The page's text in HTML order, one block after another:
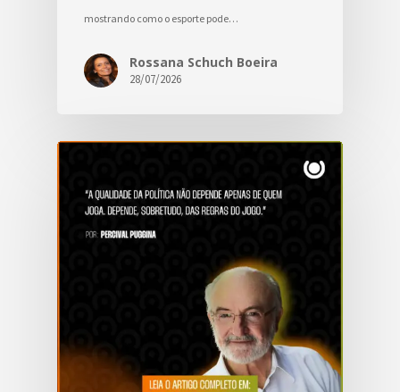
mostrando como o esporte pode…
Rossana Schuch Boeira
28/07/2026